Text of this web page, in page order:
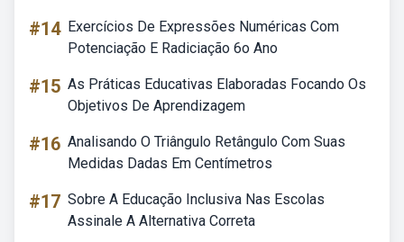
#14 Exercícios De Expressões Numéricas Com
Potenciação E Radiciação 6o Ano
#15 As Práticas Educativas Elaboradas Focando Os
Objetivos De Aprendizagem
#16 Analisando O Triângulo Retângulo Com Suas
Medidas Dadas Em Centímetros
#17 Sobre A Educação Inclusiva Nas Escolas
Assinale A Alternativa Correta